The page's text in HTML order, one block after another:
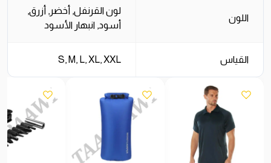
اللون
لون القرنفل, أخضر, أزرق,
أسود, انبهار الأسود
القياس S, M, L, XL, XXL